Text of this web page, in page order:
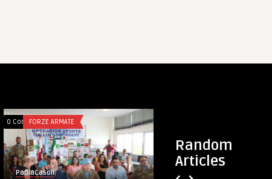
Random
Articles
0 CommentsFORZE ARMATE
PaolaCasoli